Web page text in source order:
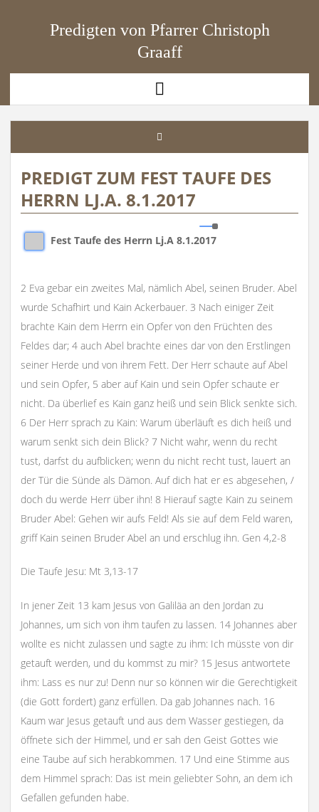
Predigten von Pfarrer Christoph
Graaff
open
menu
PREDIGT ZUM FEST TAUFE DES
HERRN LJ.A. 8.1.2017
Fest Taufe des Herrn Lj.A 8.1.2017
2 Eva gebar ein zweites Mal, nämlich Abel, seinen Bruder. Abel
wurde Schafhirt und Kain Ackerbauer. 3 Nach einiger Zeit
brachte Kain dem Herrn ein Opfer von den Früchten des
Feldes dar; 4 auch Abel brachte eines dar von den Erstlingen
seiner Herde und von ihrem Fett. Der Herr schaute auf Abel
und sein Opfer, 5 aber auf Kain und sein Opfer schaute er
nicht. Da überlief es Kain ganz heiß und sein Blick senkte sich.
6 Der Herr sprach zu Kain: Warum überläuft es dich heiß und
warum senkt sich dein Blick? 7 Nicht wahr, wenn du recht
tust, darfst du aufblicken; wenn du nicht recht tust, lauert an
der Tür die Sünde als Dämon. Auf dich hat er es abgesehen, /
doch du werde Herr über ihn! 8 Hierauf sagte Kain zu seinem
Bruder Abel: Gehen wir aufs Feld! Als sie auf dem Feld waren,
griff Kain seinen Bruder Abel an und erschlug ihn. Gen 4,2-8
Die Taufe Jesu: Mt 3,13-17
In jener Zeit 13 kam Jesus von Galiläa an den Jordan zu
Johannes, um sich von ihm taufen zu lassen. 14 Johannes aber
wollte es nicht zulassen und sagte zu ihm: Ich müsste von dir
getauft werden, und du kommst zu mir? 15 Jesus antwortete
ihm: Lass es nur zu! Denn nur so können wir die Gerechtigkeit
(die Gott fordert) ganz erfüllen. Da gab Johannes nach. 16
Kaum war Jesus getauft und aus dem Wasser gestiegen, da
öffnete sich der Himmel, und er sah den Geist Gottes wie
eine Taube auf sich herabkommen. 17 Und eine Stimme aus
dem Himmel sprach: Das ist mein geliebter Sohn, an dem ich
Gefallen gefunden habe.